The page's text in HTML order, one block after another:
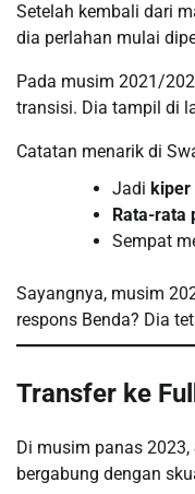
Setelah kembali dari
dia perlahan mulai
Pada musim 2021/
transisi. Dia tampil di
Catatan menarik di
Jadi
Rata-rata
Sempat
Sayangnya, musim
respons Benda? Dia
Transfer ke
Di musim panas 2023,
bergabung dengan